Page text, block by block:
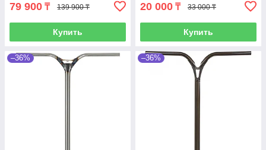
79 900 ₸ 139 900 ₸
Купить
20 000 ₸ 33 000 ₸
Купить
–36% –36%